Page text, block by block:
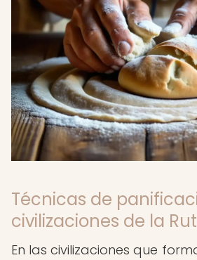
Técnicas de
civilizaciones de la
En las civilizaciones que